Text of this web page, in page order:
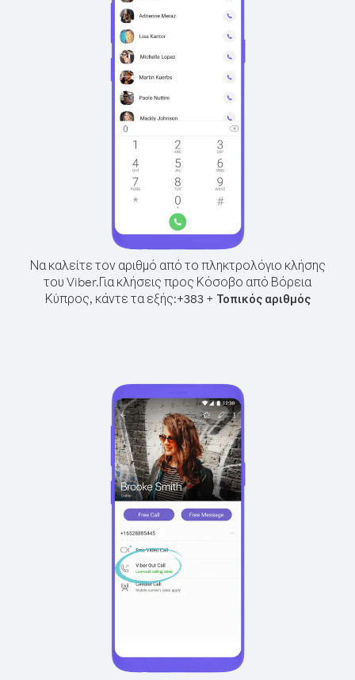
Να καλείτε τον αριθμό από το πληκτρολόγιο κλήσης
του Viber.Για κλήσεις προς Κόσοβο από Βόρεια
Κύπρος, κάντε τα εξής:+383+ Τοπικός αριθμός